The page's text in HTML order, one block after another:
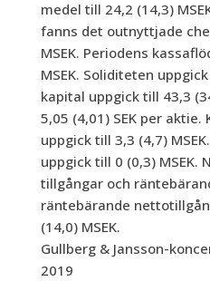
medel till 24,2 (14,3)
fanns det outnyttjade
MSEK. Periodens
MSEK. Soliditeten
kapital uppgick till 43,3
5,05 (4,01) SEK per
uppgick till 3,3 (4,7)
uppgick till 0 (0,3)
tillgångar och
räntebärande
(14,0) MSEK.
Gullberg & Jansson-
2019